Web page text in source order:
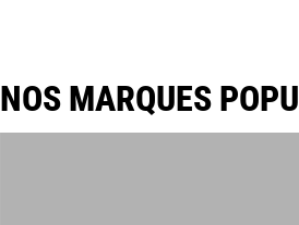
NOS MARQUES